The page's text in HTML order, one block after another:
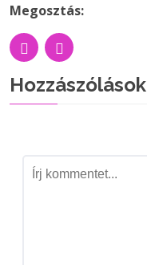
Megosztás:
Hozzászólások